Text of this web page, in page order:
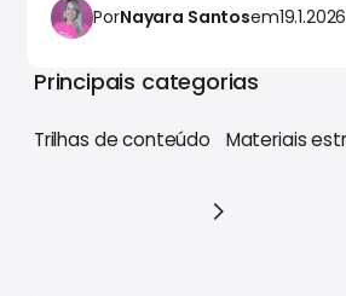
PorNayara Santosem19.1.2026
Principais categorias
Trilhas de conteúdo Materiais